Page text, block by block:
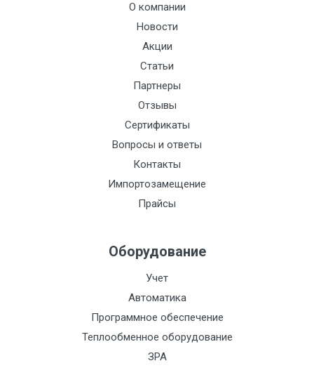
О компании
Новости
Акции
Статьи
Партнеры
Отзывы
Сертификаты
Вопросы и ответы
Контакты
Импортозамещение
Прайсы
Оборудование
Учет
Автоматика
Программное обеспечение
Теплообменное оборудование
ЗРА